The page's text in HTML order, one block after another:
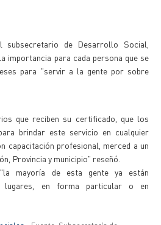
de Desarrollo Social,
importancia para cada persona que se
para "servir a la gente por sobre
que reciben su certificado, que los
brindar este servicio en cualquier
capacitación profesional, merced a un
Provincia y municipio" reseñó.
mayoría de esta gente ya están
lugares, en forma particular o en